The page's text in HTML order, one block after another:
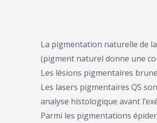
La pigmentation naturelle de
(pigment naturel donne une
Les lésions pigmentaires
Les lasers pigmentaires QS
analyse histologique avant
Parmi les pigmentations